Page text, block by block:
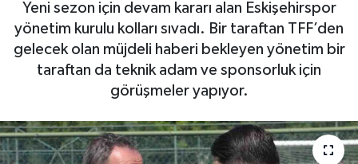
Yeni sezon için devam kararı alan Eskişehirspor
yönetim kurulu kolları sıvadı. Bir taraftan TFF’den
gelecek olan müjdeli haberi bekleyen yönetim bir
taraftan da teknik adam ve sponsorluk için
görüşmeler yapıyor.
Ekonomi
Sağlık
Yaşam
Son Dakika Haberleri
Haber Arşivi